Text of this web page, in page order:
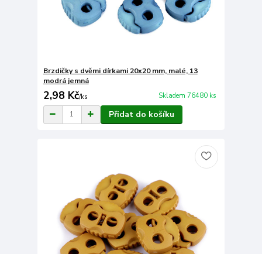
Brzdičky s dvěmi dírkami 20x20 mm, malé, 13
modrá jemná
2,98 Kč/ks Skladem 76480 ks
Přidat do košíku